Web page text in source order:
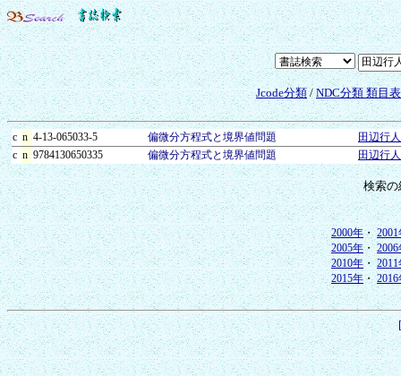
Jcode分類/NDC分類 類目
c n 4-13-065033-5 偏微分方程式と境界値問題
田辺行
c n 9784130650335 偏微分方程式と境界値問題 田辺行
検索
2000年・2001
2005年・2006
2010年・2011
2015年・2016